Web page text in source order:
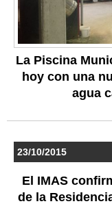
La Piscina
hoy con una
agua
23/10/2015
El IMAS
de la